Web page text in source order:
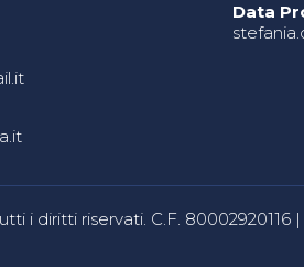
Data
i diritti riservati. C.F. 80002920116 |